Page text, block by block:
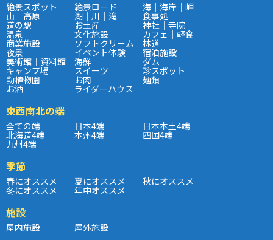
絶景スポット 絶景ロード 海｜海岸｜岬
山｜高原 湖｜川｜滝 食事処
道の駅 お土産 神社｜寺院
温泉 文化施設 カフェ｜軽食
商業施設 ソフトクリーム 林道
夜景 イベント体験 宿泊施設
美術館｜資料館 海鮮 ダム
キャンプ場 スイーツ 珍スポット
動植物園 お肉 麺類
お酒 ライダーハウス
東西南北の端
全ての端 日本4端 日本本土4端
北海道4端 本州4端 四国4端
九州4端
季節
春にオススメ 夏にオススメ 秋にオススメ
冬にオススメ 年中オススメ
施設
屋内施設 屋外施設